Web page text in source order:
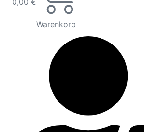
Warenkorb